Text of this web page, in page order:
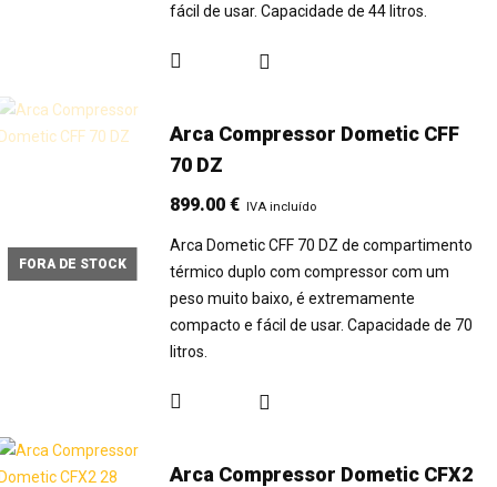
fácil de usar. Capacidade de 44 litros.
FORA DE STOCK
Arca Compressor Dometic CFF
70 DZ
899.00€ IVA incluído
Arca Dometic CFF 70 DZ de compartimento
térmico duplo com compressor com um
peso muito baixo, é extremamente
compacto e fácil de usar. Capacidade de 70
litros.
Arca Compressor Dometic CFX2